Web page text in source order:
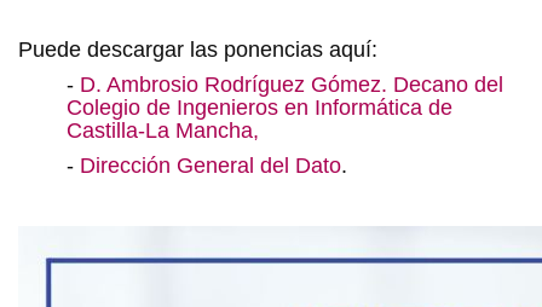
Puede descargar las ponencias aquí:
- D. Ambrosio Rodríguez Gómez. Decano del
Colegio de Ingenieros en Informática de
Castilla-La Mancha,
- Dirección General del Dato.